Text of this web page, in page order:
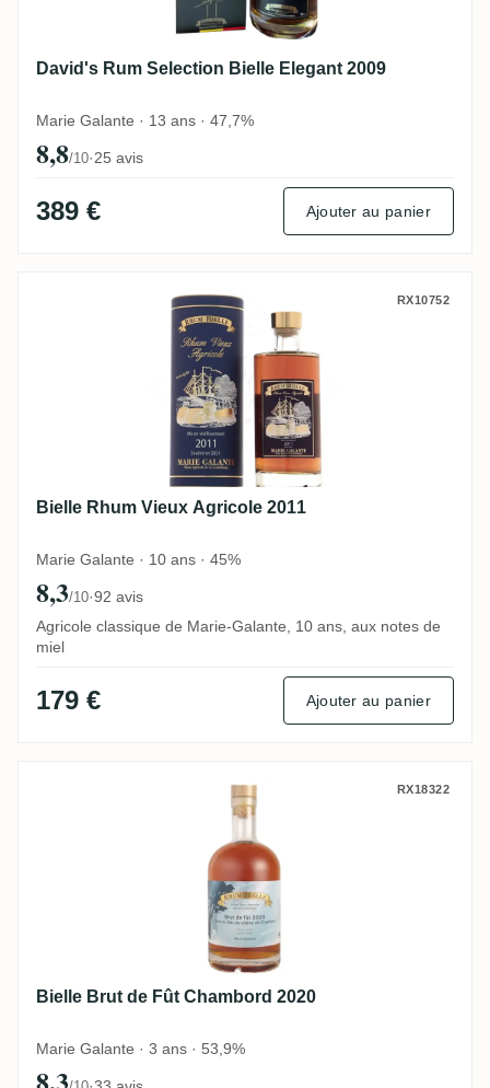
David's Rum Selection Bielle Elegant 2009
Marie Galante · 13 ans · 47,7%
8,8/10·25 avis
389 € Ajouter au panier
Bielle Rhum Vieux Agricole 2011 RX10752
Bielle Rhum Vieux Agricole 2011
Marie Galante · 10 ans · 45%
8,3/10·92 avis
Agricole classique de Marie-Galante, 10 ans, aux notes de
miel
179 € Ajouter au panier
Bielle Brut de Fût Chambord 2020RX18322
Bielle Brut de Fût Chambord 2020
Marie Galante · 3 ans · 53,9%